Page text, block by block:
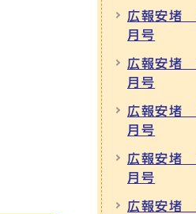
広報安堵
月号
広報安堵
月号
広報安堵
月号
広報安堵
月号
広報安堵